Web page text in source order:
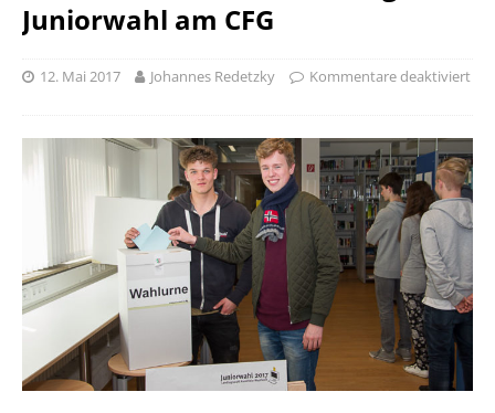
Juniorwahl am CFG
12. Mai 2017 Johannes Redetzky Kommentare deaktiviert